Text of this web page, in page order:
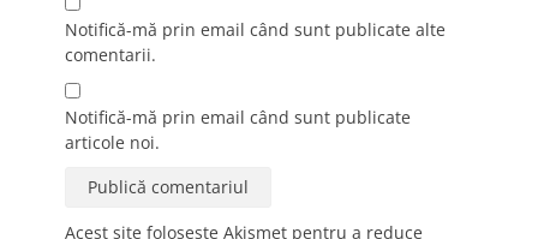
Notifică-mă prin email când sunt publicate alte
comentarii.
Notifică-mă prin email când sunt publicate
articole noi.
Acest site folosește Akismet pentru a reduce